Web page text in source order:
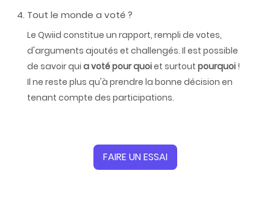
Tout le monde a voté ?
Le Qwiid constitue un rapport, rempli de votes,
d'arguments ajoutés et challengés. Il est possible
de savoir qui a voté pour quoiet surtout pourquoi !
Il ne reste plus qu'à prendre la bonne décision en
tenant compte des participations.
FAIRE UN ESSAI